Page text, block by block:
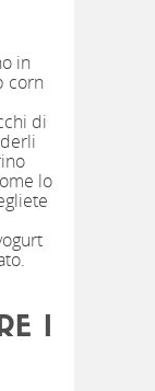
in
corn
di
lo
I